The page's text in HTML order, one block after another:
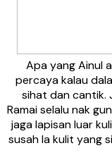
Apa yang Ainul
percaya kalau
sihat dan cantik.
Ramai selalu nak
jaga lapisan luar
susah la kulit yang